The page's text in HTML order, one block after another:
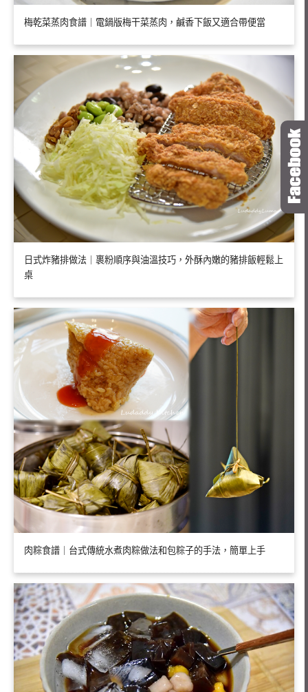
梅乾菜蒸肉食譜｜電鍋版梅干菜蒸肉，鹹香下飯又適合帶便當
日式炸豬排做法｜裹粉順序與油溫技巧，外酥內嫩的豬排飯輕鬆上
桌
肉粽食譜｜台式傳統水煮肉粽做法和包粽子的手法，簡單上手